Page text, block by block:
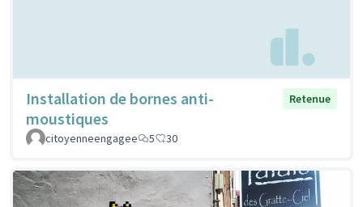
Installation de bornes anti-
moustiques
Retenue
citoyenneengagee 5 30